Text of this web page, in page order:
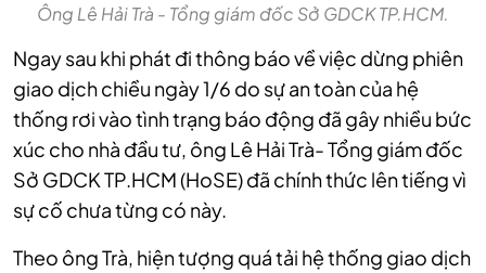
Ông Lê Hải Trà - Tổng giám đốc Sở GDCK TP.HCM.
Ngay sau khi phát đi thông báo về việc dừng phiên
giao dịch chiều ngày 1/6 do sự an toàn của hệ
thống rơi vào tình trạng báo động đã gây nhiều bức
xúc cho nhà đầu tư, ông Lê Hải Trà- Tổng giám đốc
Sở GDCK TP.HCM (HoSE) đã chính thức lên tiếng vì
sự cố chưa từng có này.
Theo ông Trà, hiện tượng quá tải hệ thống giao dịch